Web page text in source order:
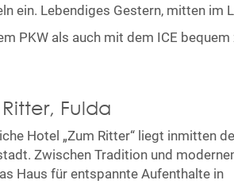
ein. Lebendiges Gestern, mitten im
PKW als auch mit dem ICE bequem
Fulda
Hotel „Zum Ritter“ liegt inmitten
Zwischen Tradition und
Haus für entspannte Aufenthalte in